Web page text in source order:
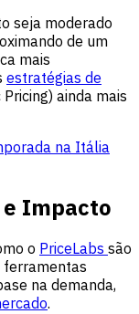
seja moderado
de um
mais
estratégias de
ainda mais
na Itália
Impacto
o PriceLabs são
ferramentas
na demanda,
.